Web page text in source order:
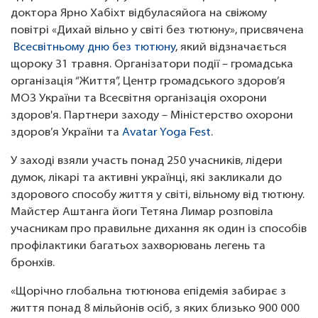
доктора Ярно Хабіхт відбуласяйога на свіжому
повітрі «Дихай вільно у світі без тютюну», присвячена
Всесвітньому дню без тютюну, який відзначається
щороку 31 травня. Організатори події – громадська
організація “Життя”, Центр громадського здоров’я
МОЗ України та Всесвітня організація охорони
здоров'я. Партнери заходу – Міністерство охорони
здоров’я України та Avatar Yoga Fest.
У заході взяли участь понад 250 учасників, лідери
думок, лікарі та активні українці, які закликали до
здорового способу життя у світі, вільному від тютюну.
Майстер Аштанга йоги Тетяна Лимар розповіла
учасникам про правильне дихання як один із способів
профілактики багатьох захворювань легень та
бронхів.
«Щорічно глобальна тютюнова епідемія забирає з
життя понад 8 мільйонів осіб, з яких близько 900 000